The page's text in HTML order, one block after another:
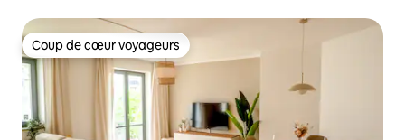
Coup de cœur voyageurs
Coup de cœur voyageurs